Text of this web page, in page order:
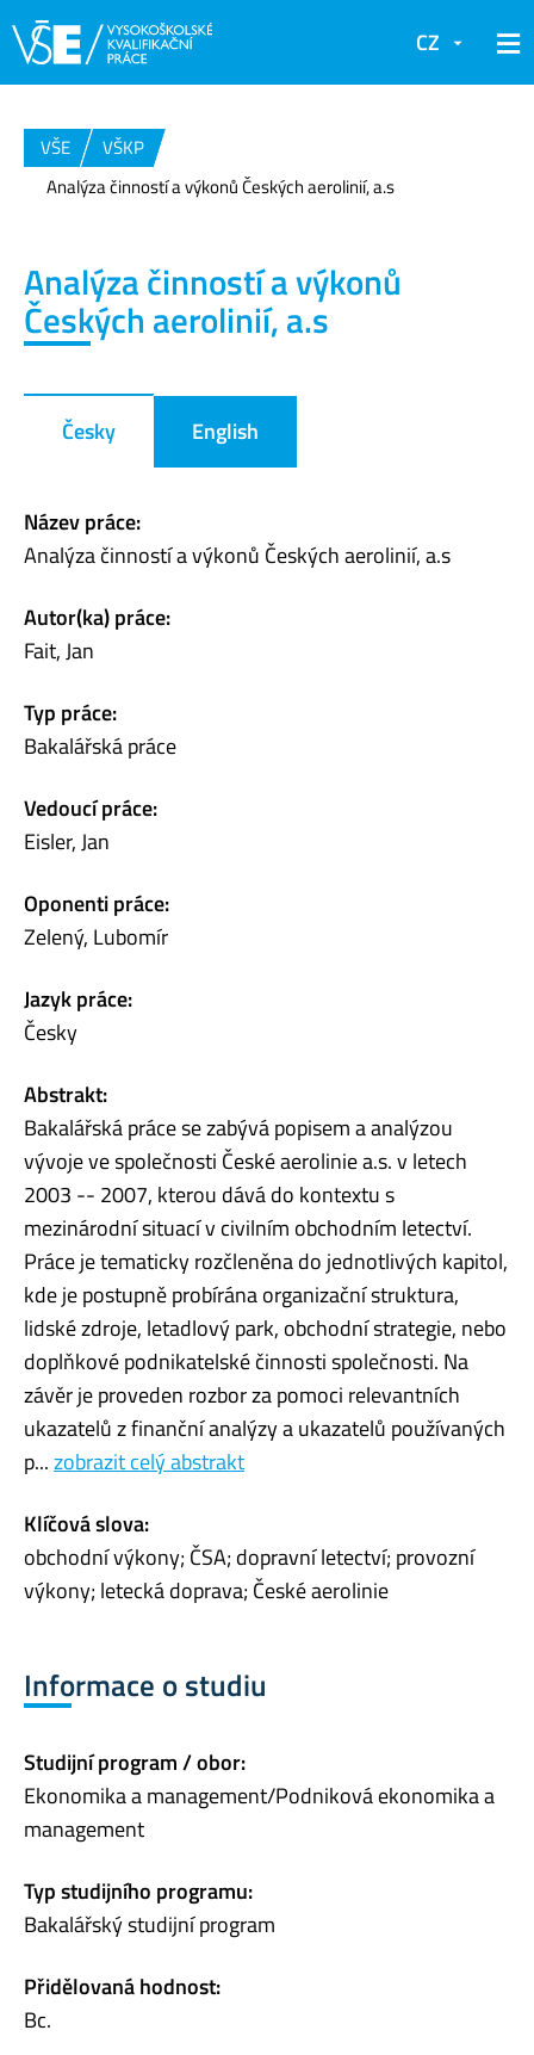
CZ
VŠE
VŠKP
Analýza činností a výkonů Českých aerolinií, a.s
Analýza činností a výkonů
Českých aerolinií, a.s
Česky English
Název práce:
Analýza činností a výkonů Českých aerolinií, a.s
Autor(ka) práce:
Fait, Jan
Typ práce:
Bakalářská práce
Vedoucí práce:
Eisler, Jan
Oponenti práce:
Zelený, Lubomír
Jazyk práce:
Česky
Abstrakt:
Bakalářská práce se zabývá popisem a analýzou
vývoje ve společnosti České aerolinie a.s. v letech
2003 -- 2007, kterou dává do kontextu s
mezinárodní situací v civilním obchodním letectví.
Práce je tematicky rozčleněna do jednotlivých kapitol,
kde je postupně probírána organizační struktura,
lidské zdroje, letadlový park, obchodní strategie, nebo
doplňkové podnikatelské činnosti společnosti. Na
závěr je proveden rozbor za pomoci relevantních
ukazatelů z finanční analýzy a ukazatelů používaných
p...zobrazit celý abstrakt
Klíčová slova:
obchodní výkony; ČSA; dopravní letectví; provozní
výkony; letecká doprava; České aerolinie
Informace o studiu
Studijní program / obor:
Ekonomika a management/Podniková ekonomika a
management
Typ studijního programu:
Bakalářský studijní program
Přidělovaná hodnost:
Bc.